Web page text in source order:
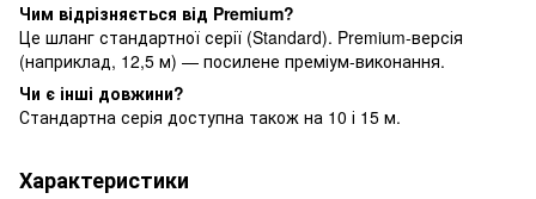
Чим відрізняється від Premium?
Це шланг стандартної серії (Standard). Premium-версія
(наприклад, 12,5 м) — посилене преміум-виконання.
Чи є інші довжини?
Стандартна серія доступна також на 10 і 15 м.
Характеристики